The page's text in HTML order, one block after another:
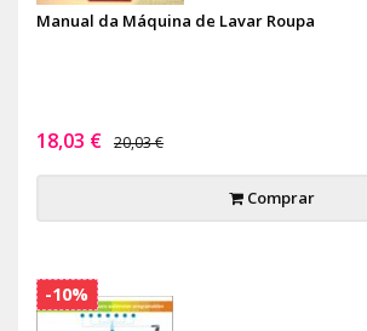
Manual da Máquina de Lavar Roupa
18,03 € 20,03 €
Comprar
-10%